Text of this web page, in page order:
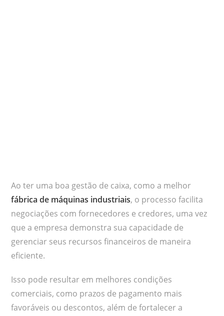
Ao ter uma boa gestão de caixa, como a melhor
fábrica de máquinas industriais, o processo facilita
negociações com fornecedores e credores, uma vez
que a empresa demonstra sua capacidade de
gerenciar seus recursos financeiros de maneira
eficiente.
Isso pode resultar em melhores condições
comerciais, como prazos de pagamento mais
favoráveis ou descontos, além de fortalecer a